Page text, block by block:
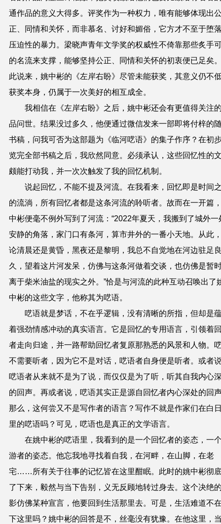
通作品的意义大得多。评奖作为一种权力，唯有能够体现出
正、同情和关怀，而非慕名、讨好和媚俗，它方才不至于堕
压迫性的暴力。梁晓声青年文学奖的权威性不倚靠那些炙手
的名流来支撑，能够坚持公正、同情和关怀的初衷便已足矣
此说来，姚中彬的《左岸右盼》尽管未能获奖，其意义仍不
获奖本身，仍属于一次美好的相互成全。
我相信在《左岸右盼》之后，姚中彬还会有更值得关注
品问世。结果没过多久，他便通过微信发来一部即将付梓的
书稿，问我可否为这部题为《临河呓语》的集子作序？在初
览完全部书稿之后，我欣然同意。必须承认，这些回忆性的
颇能打动我，并一次次触发了我的回忆机制。
说起回忆，不能不提及河流。在我看来，回忆即是时间
的流淌，所有回忆者都是这条河流的聆听者。故而在一开篇
中彬便毫不例外写到了河流：“2022年夏天，我搬到了城外一
安静的角落，家门口有条河，算市井外的一番小天地。从此
论清晨还是黄昏，黑夜还是黎明，我总不自觉地在河边驻足
久，望着这片河发呆，仿佛与这条河做着交谈，也仿佛是暂
离于柴米油盐的现实之外。”恰是与河流的此种互动召唤出了
中彬的这些文字，他称其为呓语。
呓语就是梦话，不在乎逻辑，没有清晰的所指，但却是
着强劲情感冲动的真实语言。它是回忆的专用语言，引领着
者走向归途，并一路帮助回忆者复原那熟悉的风景和人物。
不需要听者，因为它不是对话，呓语者自身便是听者。或者
呓语者从来就不是为了说，而仅仅是为了听，听其自我内心
的回声。再或者说，呓语其实正是源自回忆者内心深处的回
那么，这何尝又不是写作者的语言？写作不就是作家们在白
里的呓语吗？可见，呓语也是真正的文学语言。
在姚中彬的呓语里，我看到的是一个回忆者的姿态，一
游者的姿态。他忘我地寻找着自我，在河畔，在山脚，在老
宅……所有关于往事的记忆皆在这里酣眠。此时的姚中彬彻
了下来，毅然与当下告别，义无反顾地转过身去。这个决绝
影仿佛某种宣言，他要回到生活那里去。可是，生活难道不
下这里吗？姚中彬的回答是不，丝毫没有犹豫。在他这里，